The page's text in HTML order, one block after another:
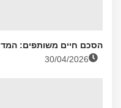
הסכם חיים משותפים:
30/04/2026